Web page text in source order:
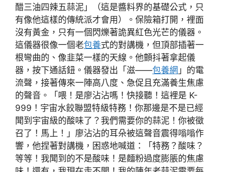
醋三油四辣五蒜泥」（這是醬料界的基礎公式，只
有像他這樣的傳統派才會用）。保險箱打開，裡面
沒有黃金，只有一個閃爍著詭異紅色光芒的儀器。
這儀器很像一個老包養式的對講機，但頂部插著一
根彎曲的、像韭菜一樣的天線。他顫抖著拿起儀
器，按下通話鈕。儀器發出「滋——包養網 」的電
流聲，接著傳來一陣高八度、急促且充滿養生焦慮
的聲音。「喂！是廖沾沾嗎！快接聽！這裡是 K-
999！宇宙水餃聯盟特級特務！你那邊是不是已經
聞到宇宙級的酸味了？我們需要你的蒜泥！你被徵
召了！馬上！」廖沾沾的耳朵被這聲音震得嗡嗡作
響，他捏著對講機，困惑地喊道：「特務？酸味？
等等！我聞到的不是酸味！是麵粉過度膨脹的焦慮